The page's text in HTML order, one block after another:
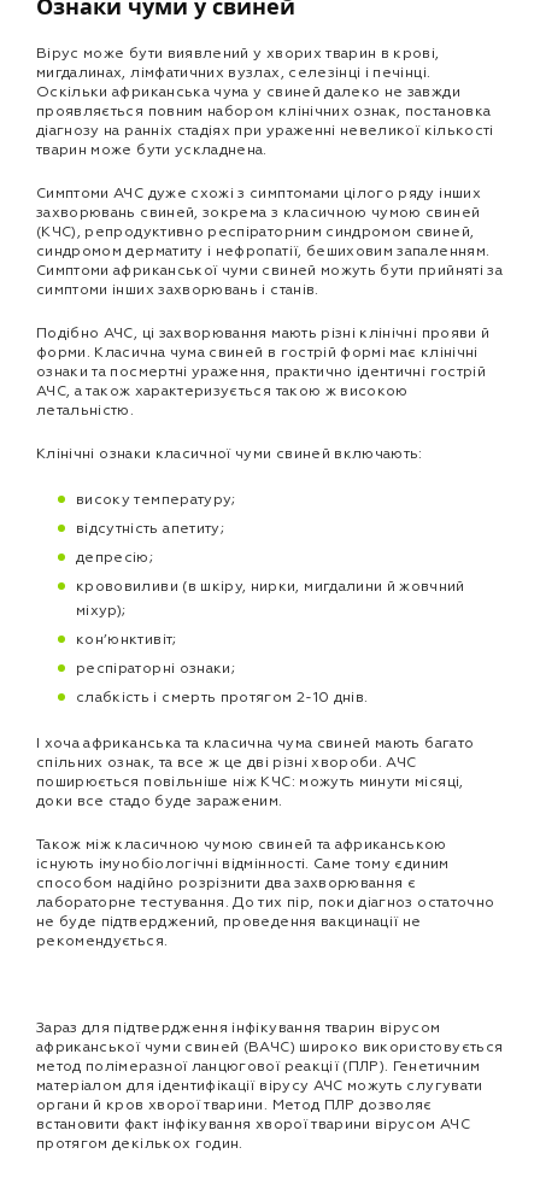
Ознаки чуми у свиней
Вірус може бути виявлений у хворих тварин в крові,
мигдалинах, лімфатичних вузлах, селезінці і печінці.
Оскільки африканська чума у свиней далеко не завжди
проявляється повним набором клінічних ознак, постановка
діагнозу на ранніх стадіях при ураженні невеликої кількості
тварин може бути ускладнена.
Симптоми АЧС дуже схожі з симптомами цілого ряду інших
захворювань свиней, зокрема з класичною чумою свиней
(КЧС), репродуктивно респіраторним синдромом свиней,
синдромом дерматиту і нефропатії, бешиховим запаленням.
Симптоми африканської чуми свиней можуть бути прийняті за
симптоми інших захворювань і станів.
Подібно АЧС, ці захворювання мають різні клінічні прояви й
форми. Класична чума свиней в гострій формі має клінічні
ознаки та посмертні ураження, практично ідентичні гострій
АЧС, а також характеризується такою ж високою
летальністю.
Клінічні ознаки класичної чуми свиней включають:
високу температуру;
відсутність апетиту;
депресію;
крововиливи (в шкіру, нирки, мигдалини й жовчний
міхур);
кон’юнктивіт;
респіраторні ознаки;
слабкість і смерть протягом 2-10 днів.
І хоча африканська та класична чума свиней мають багато
спільних ознак, та все ж це дві різні хвороби. АЧС
поширюється повільніше ніж КЧС: можуть минути місяці,
доки все стадо буде зараженим.
Також між класичною чумою свиней та африканською
існують імунобіологічні відмінності. Саме тому єдиним
способом надійно розрізнити два захворювання є
лабораторне тестування. До тих пір, поки діагноз остаточно
не буде підтверджений, проведення вакцинації не
рекомендується.
Зараз для підтвердження інфікування тварин вірусом
африканської чуми свиней (ВАЧС) широко використовується
метод полімеразної ланцюгової реакції (ПЛР). Генетичним
матеріалом для ідентифікації вірусу АЧС можуть слугувати
органи й кров хворої тварини. Метод ПЛР дозволяє
встановити факт інфікування хворої тварини вірусом АЧС
протягом декількох годин.